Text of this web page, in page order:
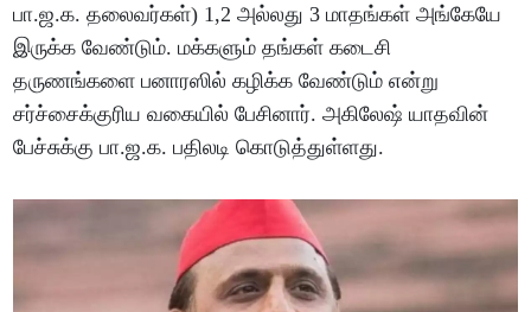
பா.ஜ.க. தலைவர்கள்) 1,2 அல்லது 3 மாதங்கள் அங்கேயே
இருக்க வேண்டும். மக்களும் தங்கள் கடைசி
தருணங்களை பனாரஸில் கழிக்க வேண்டும் என்று
சர்ச்சைக்குரிய வகையில் பேசினார். அகிலேஷ் யாதவின்
பேச்சுக்கு பா.ஜ.க. பதிலடி கொடுத்துள்ளது.